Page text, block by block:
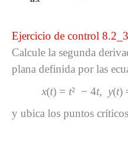
Ejercicio de control 8.2_3
Calcule la segunda
plana definida por las
x(t) = t² − 4t, y(t)
y ubica los puntos